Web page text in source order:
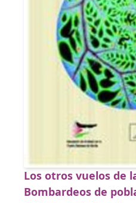
Los otros vuelos de
Bombardeos de